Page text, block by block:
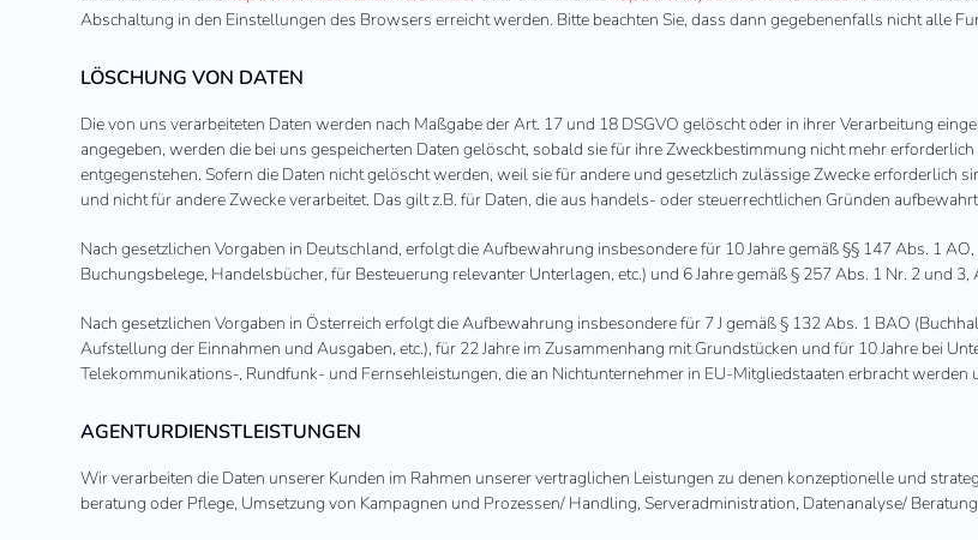
Abschaltung in den Einstellungen des Browsers erreicht werden. Bitte beachten Sie, dass dann gegebenenfalls nicht alle
LÖSCHUNG VON DATEN
Die von uns verarbeiteten Daten werden nach Maßgabe der Art. 17 und 18 DSGVO gelöscht oder in ihrer Verarbeitung
angegeben, werden die bei uns gespeicherten Daten gelöscht, sobald sie für ihre Zweckbestimmung nicht mehr
entgegenstehen. Sofern die Daten nicht gelöscht werden, weil sie für andere und gesetzlich zulässige Zwecke erforderlich
und nicht für andere Zwecke verarbeitet. Das gilt z.B. für Daten, die aus handels- oder steuerrechtlichen Gründen
Nach gesetzlichen Vorgaben in Deutschland, erfolgt die Aufbewahrung insbesondere für 10 Jahre gemäß §§ 147 Abs. 1
Buchungsbelege, Handelsbücher, für Besteuerung relevanter Unterlagen, etc.) und 6 Jahre gemäß § 257 Abs. 1 Nr. 2 und
Nach gesetzlichen Vorgaben in Österreich erfolgt die Aufbewahrung insbesondere für 7 J gemäß § 132 Abs. 1 BAO
Aufstellung der Einnahmen und Ausgaben, etc.), für 22 Jahre im Zusammenhang mit Grundstücken und für 10 Jahre bei
Telekommunikations-, Rundfunk- und Fernsehleistungen, die an Nichtunternehmer in EU-Mitgliedstaaten erbracht
AGENTURDIENSTLEISTUNGEN
Wir verarbeiten die Daten unserer Kunden im Rahmen unserer vertraglichen Leistungen zu denen konzeptionelle und
beratung oder Pflege, Umsetzung von Kampagnen und Prozessen/ Handling, Serveradministration, Datenanalyse/